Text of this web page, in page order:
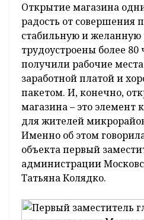
Открытие магазина
радость от совершения
стабильную и желанную
трудоустроены более 80
получили рабочие
заработной платой и
пакетом. И, конечно,
магазина – это элемент
для жителей
Именно об этом
объекта первый
администрации
Татьяна Колядко.